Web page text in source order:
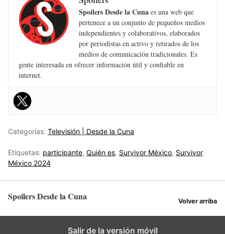
Spoilers Desde la Cuna es una web que
pertenece a un conjunto de pequeños medios
independientes y colaborativos, elaborados
por periodistas en activo y retirados de los
medios de comunicación tradicionales. Es
gente interesada en ofrecer información útil y confiable en
internet.
Categorías: Televisión | Desde la Cuna
Etiquetas: participante, Quién es, Survivor México, Survivor
México 2024
Spoilers Desde la Cuna Volver arriba
Salir de la versión móvil